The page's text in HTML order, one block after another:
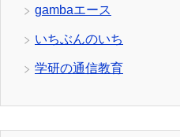
gambaエース
いちぶんのいち
学研の通信教育